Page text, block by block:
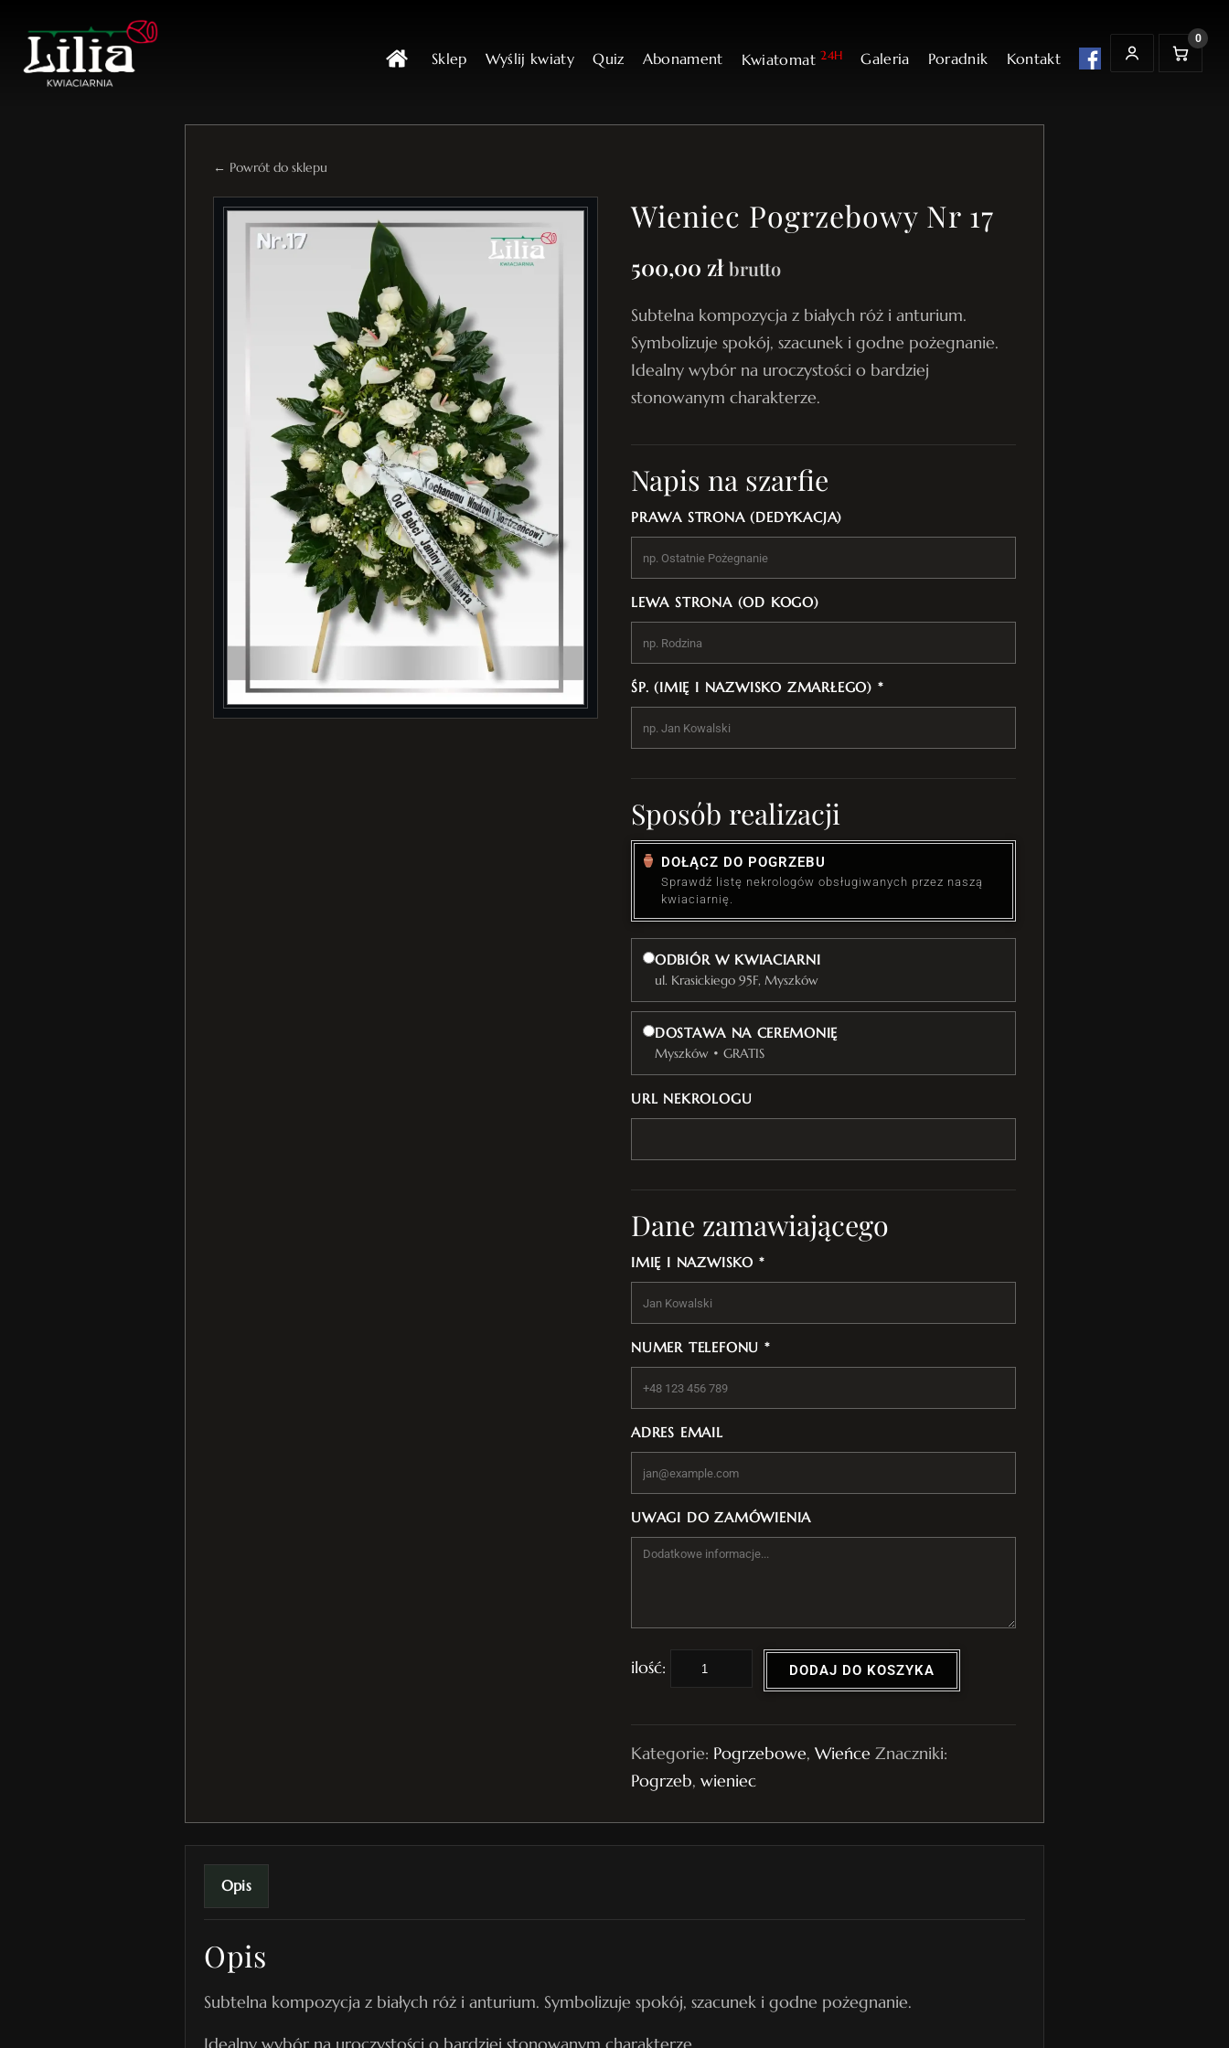
Sklep Wyślij kwiaty Quiz Abonament Kwiatomat 24H Galeria Poradnik Kontakt MOJE KONTO
0
K
o
← Powrót do sklepu
Wieniec Pogrzebowy Nr 17
500,00 zł brutto
Subtelna kompozycja z białych róż i anturium.
Symbolizuje spokój, szacunek i godne pożegnanie.
Idealny wybór na uroczystości o bardziej
stonowanym charakterze.
Napis na szarfie
PRAWA STRONA (DEDYKACJA)
LEWA STRONA (OD KOGO)
ŚP. (IMIĘ I NAZWISKO ZMARŁEGO) *
Sposób realizacji
DOŁĄCZ DO POGRZEBU
Sprawdź listę nekrologów obsługiwanych przez naszą
kwiaciarnię.
ODBIÓR W KWIACIARNI
ul. Krasickiego 95F, Myszków
DOSTAWA NA CEREMONIĘ
Myszków • GRATIS
URL NEKROLOGU
Dane zamawiającego
IMIĘ I NAZWISKO *
NUMER TELEFONU *
ADRES EMAIL
UWAGI DO ZAMÓWIENIA
l
i
P
o
DODAJ DO KOSZYKA
Kategorie: Pogrzebowe, Wieńce Znaczniki:
Pogrzeb, wieniec
Opis
Opis
Subtelna kompozycja z białych róż i anturium. Symbolizuje spokój, szacunek i godne pożegnanie.